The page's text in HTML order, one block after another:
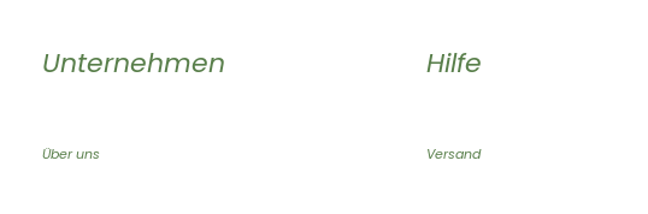
Unternehmen
Über uns
Hilfe
Versand